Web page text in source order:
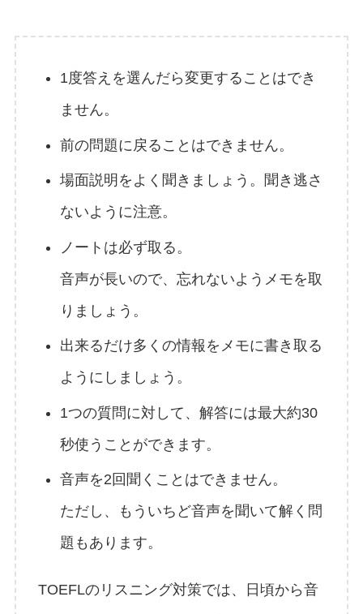
1度答えを選んだら変更することはでき
ません。
前の問題に戻ることはできません。
場面説明をよく聞きましょう。聞き逃さ
ないように注意。
ノートは必ず取る。
音声が長いので、忘れないようメモを取
りましょう。
出来るだけ多くの情報をメモに書き取る
ようにしましょう。
1つの質問に対して、解答には最大約30
秒使うことができます。
音声を2回聞くことはできません。
ただし、もういちど音声を聞いて解く問
題もあります。
TOEFLのリスニング対策では、日頃から音